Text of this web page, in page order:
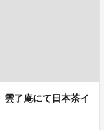
了庵にて日本茶イ